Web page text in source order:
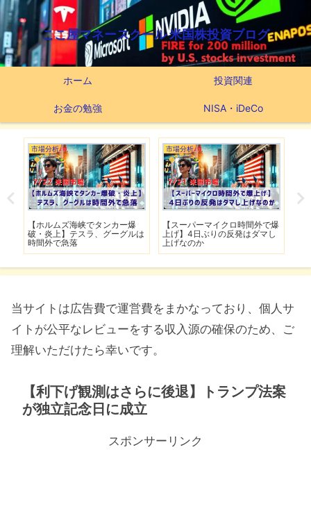
ここ屋マネースクール 米国株投資ブログ
ホーム 投資関連
お金の勉強 NISA・iDeCo
市場分析
【ホルムズ海峡でタンカー爆
破・炎上】テスラ、グーグルは
時間外で急落
市場分析
【スーパーマイクロ時間外で爆
上げ】4日ぶりの反発はダマし
上げなのか
当サイトは広告費で運営費をまかなっており、個人サ
イトが公平なレビューをする収入源の確保のため、ご
理解いただけたら幸いです。
【利下げ観測はさらに後退】トランプ法案
が独立記念日に成立
スポンサーリンク